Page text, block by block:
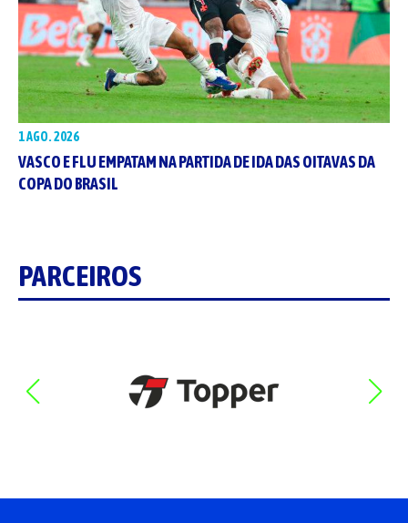
1 AGO. 2026
VASCO E FLU EMPATAM NA PARTIDA DE IDA DAS OITAVAS DA
COPA DO BRASIL
PARCEIROS